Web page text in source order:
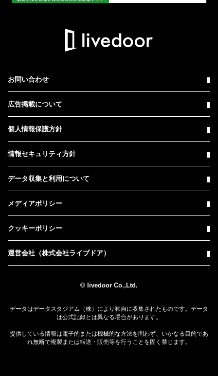
お問い合わせ
広告掲載について
個人情報保護方針
情報セキュリティ方針
データ収集と利用について
メディアポリシー
クッキーポリシー
運営会社（株式会社ライブドア）
© livedoor Co.,Ltd.
データはデータスタジアム（株）により独自に収集されたものです。データ
は公式記録とは異なる場合があります。
提供している情報は電子的または機械的な方法を問わず、いかなる目的であ
れ無断で複製または転送・販売等を行うことを固く禁じます。